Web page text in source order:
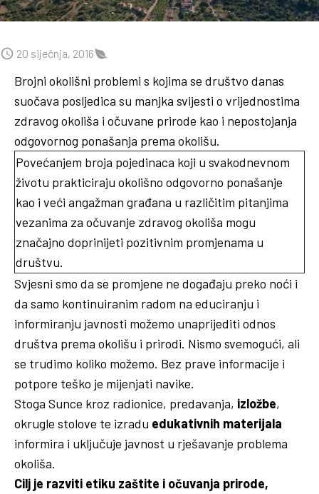
20 siječnja, 2016
Brojni okolišni problemi s kojima se društvo danas
suočava posljedica su manjka svijesti o vrijednostima
zdravog okoliša i očuvane prirode kao i nepostojanja
odgovornog ponašanja prema okolišu.
Povećanjem broja pojedinaca koji u svakodnevnom
životu prakticiraju okolišno odgovorno ponašanje
kao i veći angažman građana u različitim pitanjima
vezanima za očuvanje zdravog okoliša mogu
značajno doprinijeti pozitivnim promjenama u
društvu.
Svjesni smo da se promjene ne događaju preko noći i
da samo kontinuiranim radom na educiranju i
informiranju javnosti možemo unaprijediti odnos
društva prema okolišu i prirodi. Nismo svemogući, ali
se trudimo koliko možemo. Bez prave informacije i
potpore teško je mijenjati navike.
Stoga Sunce kroz radionice, predavanja, izložbe,
okrugle stolove te izradu edukativnih materijala
informira i uključuje javnost u rješavanje problema
okoliša.
Cilj je razviti etiku zaštite i očuvanja prirode,